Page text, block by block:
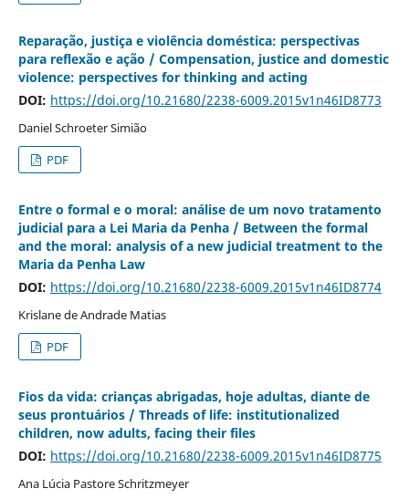
Reparação, justiça e violência doméstica: perspectivas
para reflexão e ação / Compensation, justice and domestic
violence: perspectives for thinking and acting
DOI: https://doi.org/10.21680/2238-6009.2015v1n46ID8773
Daniel Schroeter Simião
PDF
Entre o formal e o moral: análise de um novo tratamento
judicial para a Lei Maria da Penha / Between the formal
and the moral: analysis of a new judicial treatment to the
Maria da Penha Law
DOI: https://doi.org/10.21680/2238-6009.2015v1n46ID8774
Krislane de Andrade Matias
PDF
Fios da vida: crianças abrigadas, hoje adultas, diante de
seus prontuários / Threads of life: institutionalized
children, now adults, facing their files
DOI: https://doi.org/10.21680/2238-6009.2015v1n46ID8775
Ana Lúcia Pastore Schritzmeyer